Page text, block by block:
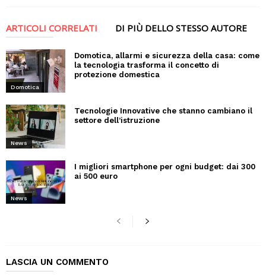
ARTICOLI CORRELATI DI PIÙ DELLO STESSO AUTORE
Domotica
Domotica, allarmi e sicurezza della casa: come
la tecnologia trasforma il concetto di
protezione domestica
News
Tecnologie Innovative che stanno cambiano il
settore dell’istruzione
News
I migliori smartphone per ogni budget: dai 300
ai 500 euro
LASCIA UN COMMENTO